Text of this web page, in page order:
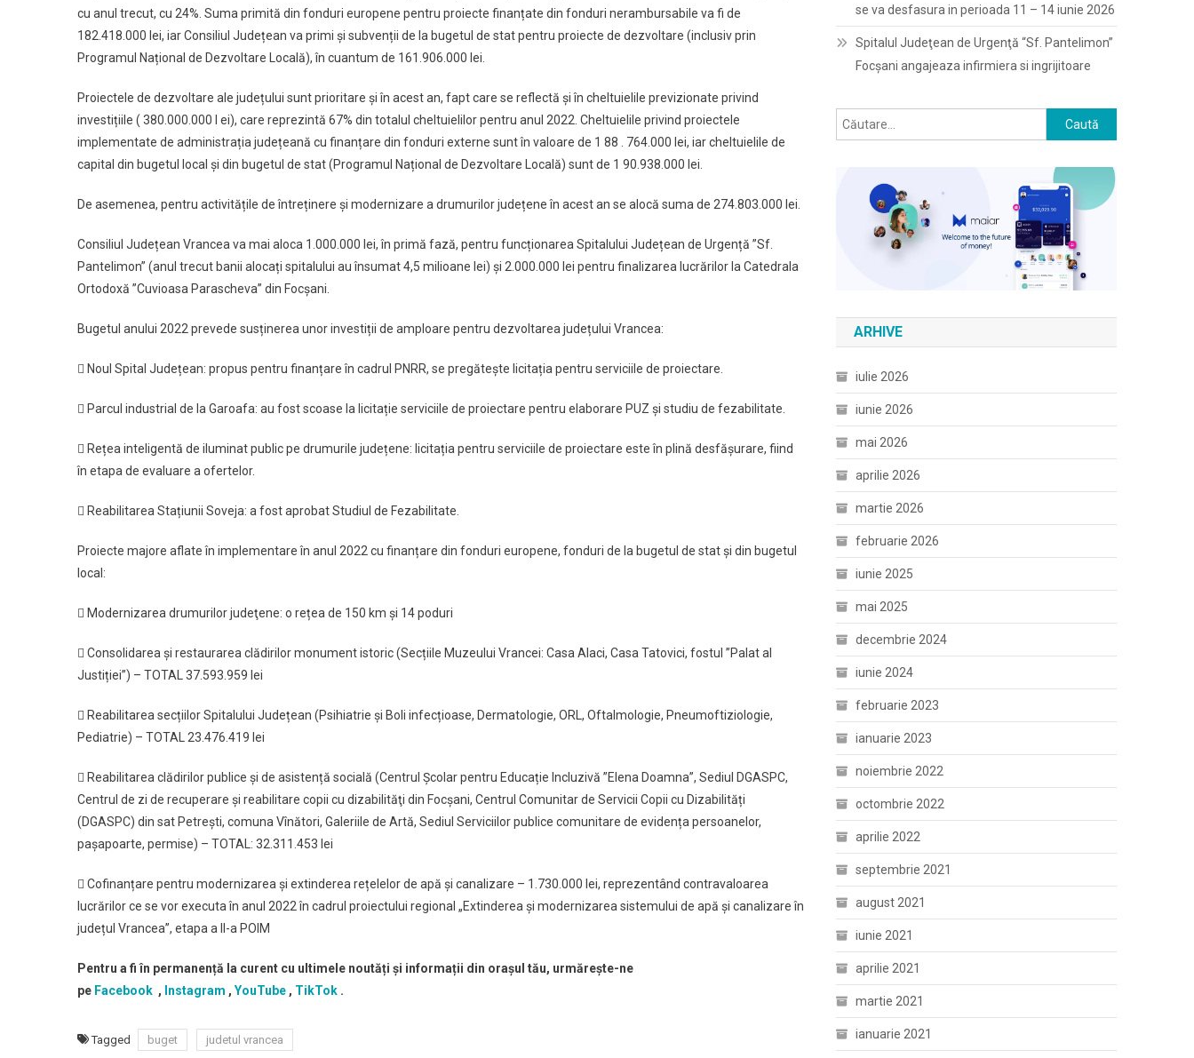
cu anul trecut, cu 24%. Suma primită din fonduri europene pentru proiecte finanțate din fonduri nerambursabile va fi de
182.418.000 lei, iar Consiliul Județean va primi și subvenții de la bugetul de stat pentru proiecte de dezvoltare (inclusiv prin
Programul Național de Dezvoltare Locală), în cuantum de 161.906.000 lei.
Proiectele de dezvoltare ale județului sunt prioritare și în acest an, fapt care se reflectă și în cheltuielile previzionate privind
investițiile ( 380.000.000 l ei), care reprezintă 67% din totalul cheltuielilor pentru anul 2022. Cheltuielile privind proiectele
implementate de administrația județeană cu finanțare din fonduri externe sunt în valoare de 1 88 . 764.000 lei, iar cheltuielile de
capital din bugetul local și din bugetul de stat (Programul Național de Dezvoltare Locală) sunt de 1 90.938.000 lei.
De asemenea, pentru activitățile de întreținere și modernizare a drumurilor județene în acest an se alocă suma de 274.803.000 lei.
Consiliul Județean Vrancea va mai aloca 1.000.000 lei, în primă fază, pentru funcționarea Spitalului Județean de Urgență ”Sf.
Pantelimon” (anul trecut banii alocați spitalului au însumat 4,5 milioane lei) și 2.000.000 lei pentru finalizarea lucrărilor la Catedrala
Ortodoxă ”Cuvioasa Parascheva” din Focșani.
Bugetul anului 2022 prevede susținerea unor investiții de amploare pentru dezvoltarea județului Vrancea:
 Noul Spital Județean: propus pentru finanțare în cadrul PNRR, se pregătește licitația pentru serviciile de proiectare.
 Parcul industrial de la Garoafa: au fost scoase la licitație serviciile de proiectare pentru elaborare PUZ și studiu de fezabilitate.
 Rețea inteligentă de iluminat public pe drumurile județene: licitația pentru serviciile de proiectare este în plină desfășurare, fiind
în etapa de evaluare a ofertelor.
 Reabilitarea Stațiunii Soveja: a fost aprobat Studiul de Fezabilitate.
Proiecte majore aflate în implementare în anul 2022 cu finanțare din fonduri europene, fonduri de la bugetul de stat și din bugetul
local:
 Modernizarea drumurilor judeţene: o rețea de 150 km și 14 poduri
 Consolidarea și restaurarea clădirilor monument istoric (Secțiile Muzeului Vrancei: Casa Alaci, Casa Tatovici, fostul ”Palat al
Justiției”) – TOTAL 37.593.959 lei
 Reabilitarea secțiilor Spitalului Județean (Psihiatrie și Boli infecțioase, Dermatologie, ORL, Oftalmologie, Pneumoftiziologie,
Pediatrie) – TOTAL 23.476.419 lei
 Reabilitarea clădirilor publice și de asistență socială (Centrul Școlar pentru Educație Incluzivă ”Elena Doamna”, Sediul DGASPC,
Centrul de zi de recuperare şi reabilitare copii cu dizabilităţi din Focșani, Centrul Comunitar de Servicii Copii cu Dizabilități
(DGASPC) din sat Petrești, comuna Vînători, Galeriile de Artă, Sediul Serviciilor publice comunitare de evidența persoanelor,
pașapoarte, permise) – TOTAL: 32.311.453 lei
 Cofinanțare pentru modernizarea și extinderea rețelelor de apă și canalizare – 1.730.000 lei, reprezentând contravaloarea
lucrărilor ce se vor executa în anul 2022 în cadrul proiectului regional „Extinderea și modernizarea sistemului de apă și canalizare în
județul Vrancea”, etapa a II-a POIM
Pentru a fi în permanență la curent cu ultimele noutăți și informații din orașul tău, urmărește-ne
pe Facebook , Instagram , YouTube , TikTok .
Tagged buget judetul vrancea
se va desfasura in perioada 11 – 14 iunie 2026
Spitalul Judeţean de Urgenţă “Sf. Pantelimon”
Focşani angajeaza infirmiera si ingrijitoare
Caută
după:
ARHIVE
iulie 2026
iunie 2026
mai 2026
aprilie 2026
martie 2026
februarie 2026
iunie 2025
mai 2025
decembrie 2024
iunie 2024
februarie 2023
ianuarie 2023
noiembrie 2022
octombrie 2022
aprilie 2022
septembrie 2021
august 2021
iunie 2021
aprilie 2021
martie 2021
ianuarie 2021